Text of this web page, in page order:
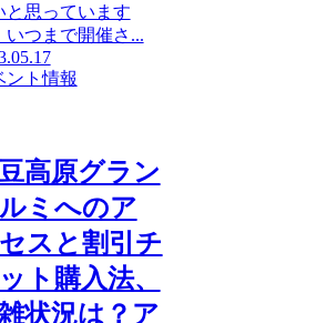
と思っています
いつまで開催さ...
ント情報
高原グラン
ミへのア
スと割引チ
ト購入法、
状況は？ア